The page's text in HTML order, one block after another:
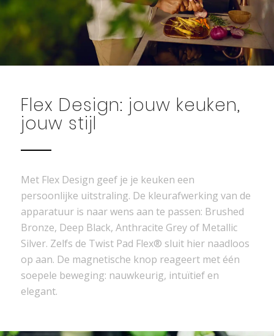
Flex Design: jouw keuken,
jouw stijl
Met Flex Design geef je je keuken een
persoonlijke uitstraling. De kleurafwerking van de
apparatuur is naar wens aan te passen: Brushed
Bronze, Deep Black, Anthracite Grey of Metallic
Silver. Zelfs de Twist Pad Flex® sluit hier naadloos
op aan. De magnetische knop reageert met één
soepele beweging: nauwkeurig, intuïtief en
elegant.